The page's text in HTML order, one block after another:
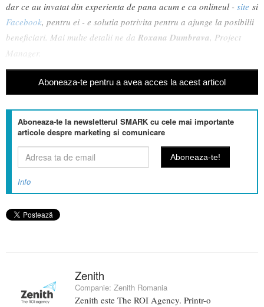
dar ce au invatat din experienta de pana acum e ca onlineul - site si
Facebook, pentru ei - e solutia potrivita pentru a ajunge la posibilii
beneficiari. Mai multe detalii ne da Roxana Dumbrava, Project
Manager.
Aboneaza-te pentru a avea acces la acest articol
Aboneaza-te la newsletterul SMARK cu cele mai importante
articole despre marketing si comunicare
Info
Zenith
Companie: Zenith Romania
Zenith este The ROI Agency. Printr-o